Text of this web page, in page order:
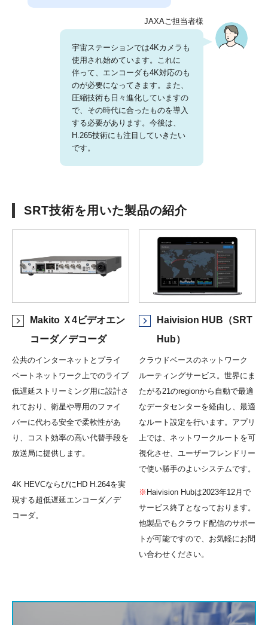
JAXAご担当者様
宇宙ステーションでは4Kカメラも
使用され始めています。これに
伴って、エンコーダも4K対応のも
のが必要になってきます。また、
圧縮技術も日々進化していますの
で、その時代に合ったものを導入
する必要があります。今後は、
H.265技術にも注目していきたい
です。
SRT技術を用いた製品の紹介
Makito Ｘ4ビデオエン
コーダ／デコーダ
公共のインターネットとプライ
ベートネットワーク上でのライブ
低遅延ストリーミング用に設計さ
れており、衛星や専用のファイ
バーに代わる安全で柔軟性があ
り、コスト効率の高い代替手段を
放送局に提供します。
4K HEVCならびにHD H.264を実
現する超低遅延エンコーダ／デ
コーダ。
Haivision HUB（SRT
Hub）
クラウドベースのネットワーク
ルーティングサービス。世界にま
たがる21のregionから自動で最適
なデータセンターを経由し、最適
なルート設定を行います。アプリ
上では、ネットワークルートを可
視化させ、ユーザーフレンドリー
で使い勝手のよいシステムです。
※ Haivision Hubは2023年12月で
サービス終了となっております。
他製品でもクラウド配信のサポー
トが可能ですので、お気軽にお問
い合わせください。